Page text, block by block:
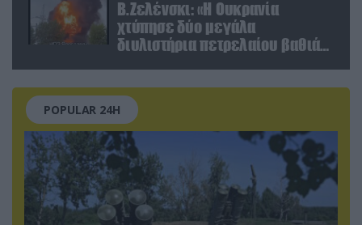
Β.Ζελένσκι: «Η Ουκρανία
χτύπησε δύο μεγάλα
διυλιστήρια πετρελαίου βαθιά
POPULAR 24H